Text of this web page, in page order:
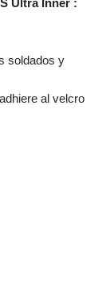
soldados y
al velcro